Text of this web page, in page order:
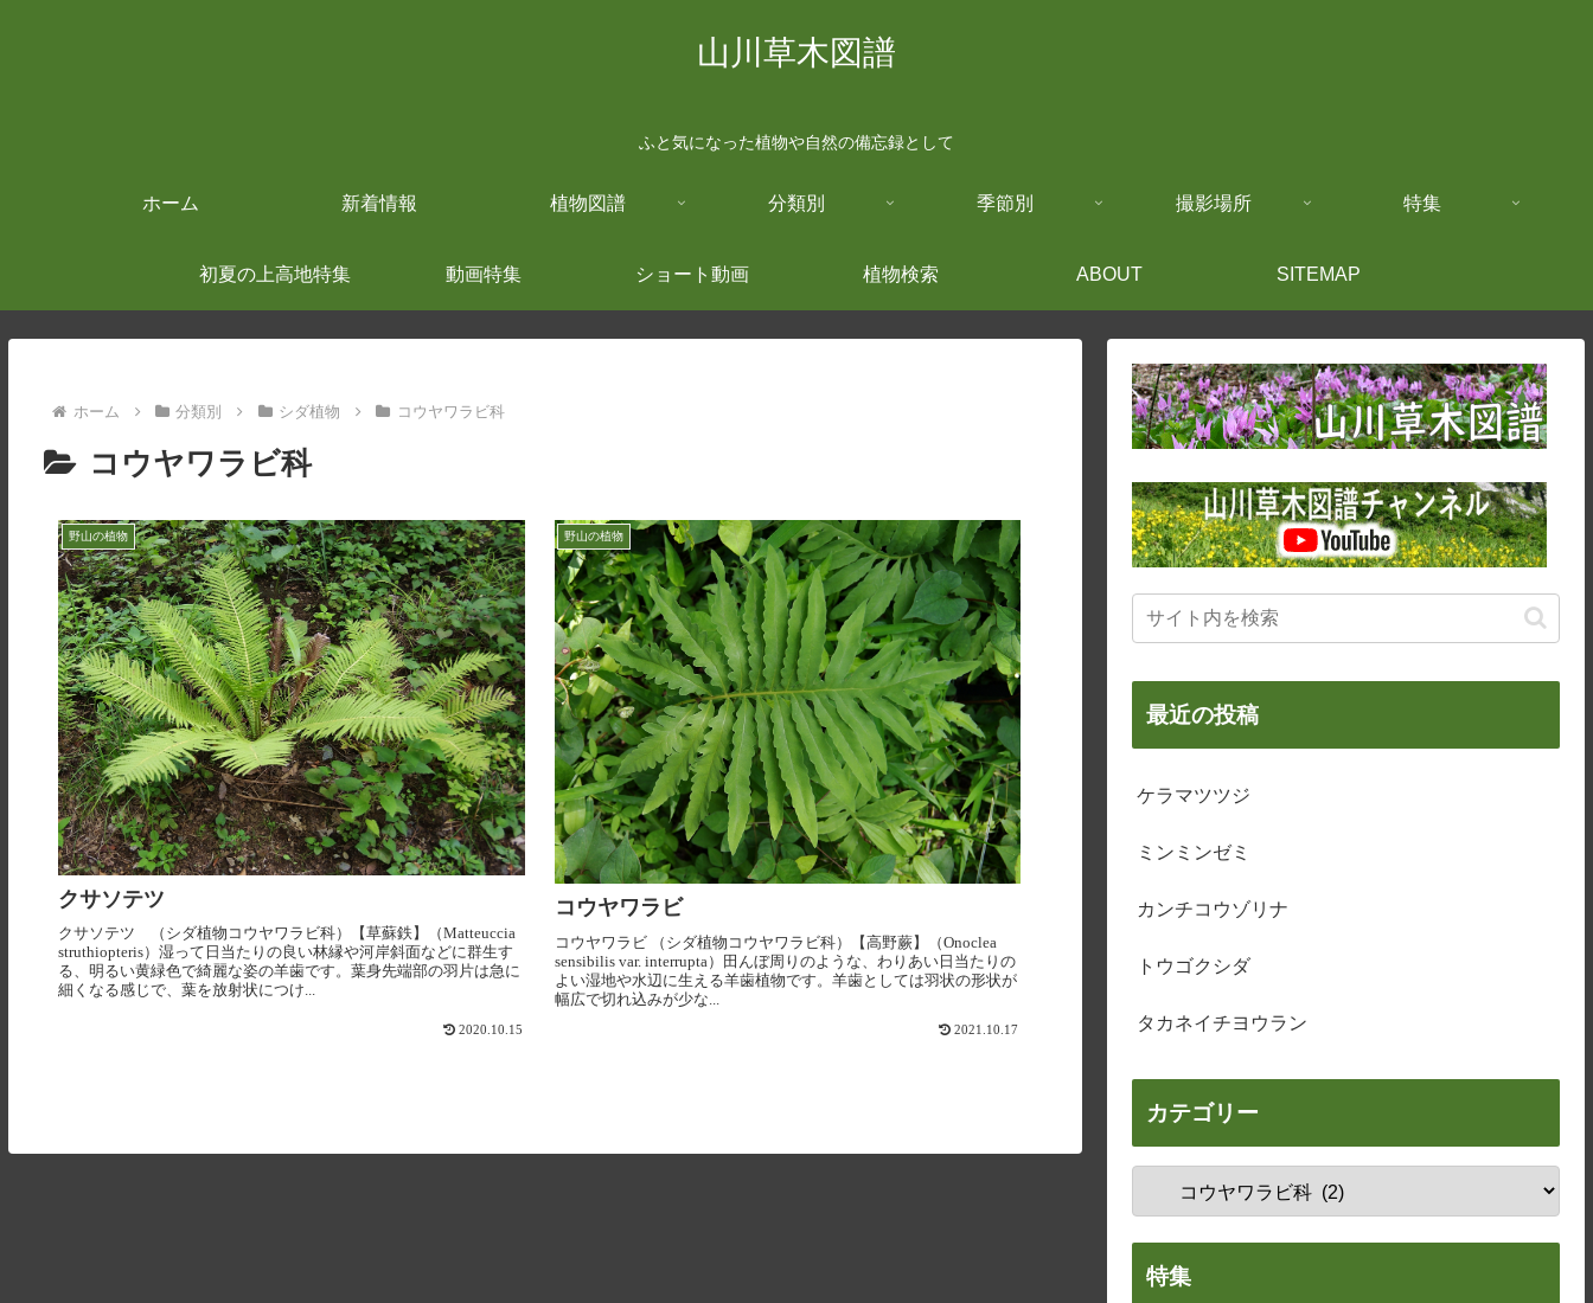
山川草木図譜
ふと気になった植物や自然の備忘録として
ホーム 新着情報 植物図譜 分類別 季節別 撮影場所 特集
初夏の上高地特集 動画特集 ショート動画 植物検索 ABOUT SITEMAP
ホーム 分類別 シダ植物 コウヤワラビ科
コウヤワラビ科
野山の植物
クサソテツ
クサソテツ （シダ植物コウヤワラビ科）【草蘇鉄】（Matteuccia
struthiopteris）湿って日当たりの良い林縁や河岸斜面などに群生す
る、明るい黄緑色で綺麗な姿の羊歯です。葉身先端部の羽片は急に
細くなる感じで、葉を放射状につけ...
2020.10.15
野山の植物
コウヤワラビ
コウヤワラビ （シダ植物コウヤワラビ科）【高野蕨】（Onoclea
sensibilis var. interrupta）田んぼ周りのような、わりあい日当たりの
よい湿地や水辺に生える羊歯植物です。羊歯としては羽状の形状が
幅広で切れ込みが少な...
2021.10.17
最近の投稿
ケラマツツジ
ミンミンゼミ
カンチコウゾリナ
トウゴクシダ
タカネイチヨウラン
カテゴリー
特集